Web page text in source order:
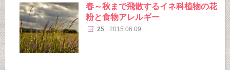
春～秋まで飛散するイネ科植物の花
粉と食物アレルギー
25 2015.06.09